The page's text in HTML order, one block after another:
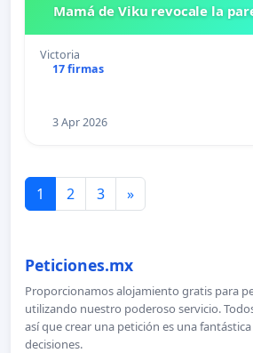
Mamá de Viku revocale la
Victoria
17 firmas
3 Apr 2026
1 2 3 »
Peticiones.mx
Proporcionamos alojamiento gratis para
utilizando nuestro poderoso servicio.
así que crear una petición es una
decisiones.